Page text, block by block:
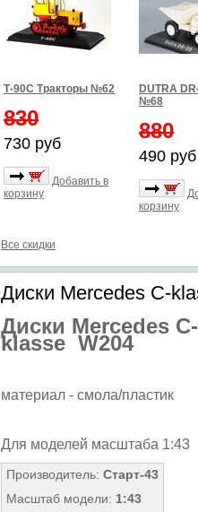
Т-90С Тракторы №62
830
730 руб
Добавить в
корзину
DUTRA
№68
880
490 руб
корзину
Все скидки
Диски Mercedes С-
Диски Mercedes С-
klasse W204
материал - смола/пластик
Для моделей масштаба 1:43
Производитель: Старт-43
Масштаб модели: 1:43